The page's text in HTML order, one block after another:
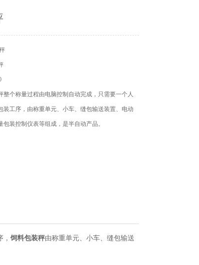
整个称量过程由电脑控制自动完成，只需要一个人
装工序，由称重单元、小车、缝包输送装置、电动
包装控制仪表等组成，是半自动产品。
饲料包装秤由称重单元、小车、缝包输送